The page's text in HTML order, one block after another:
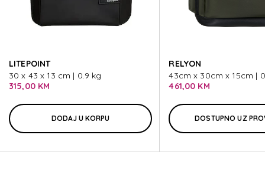
BIZ2GO
BIZ2GO
BIZ2GO
LITEPOINT
30 x 43 x 13 cm | 0.9 kg
315,00 KM
DODAJ U KORPU
RELYON
43cm x 30cm x 15cm |
461,00 KM
DOSTUPNO UZ